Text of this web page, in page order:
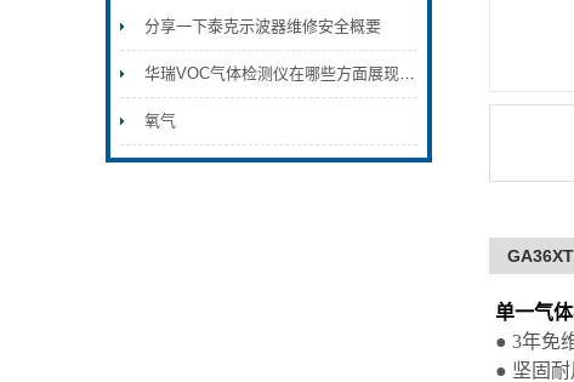
分享一下泰克示波器维修安全概要
华瑞VOC气体检测仪在哪些方面展现了其环境适应性？
氧气
单一气
● 3年免
● 坚固耐